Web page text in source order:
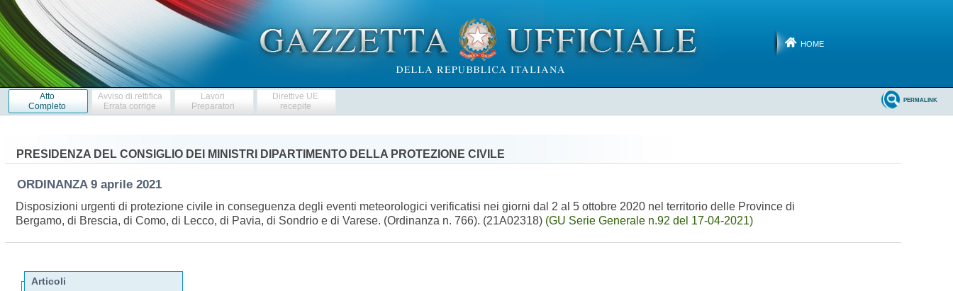
HOME
Atto
Completo
Avviso di rettifica
Errata corrige
Lavori
Preparatori
Direttive UE
recepite
PERMALINK
PRESIDENZA DEL CONSIGLIO DEI MINISTRI DIPARTIMENTO DELLA PROTEZIONE CIVILE
ORDINANZA 9 aprile 2021
Disposizioni urgenti di protezione civile in conseguenza degli eventi meteorologici verificatisi nei giorni dal 2 al 5 ottobre 2020 nel territorio delle Province di
Bergamo, di Brescia, di Como, di Lecco, di Pavia, di Sondrio e di Varese. (Ordinanza n. 766). (21A02318) (GU Serie Generale n.92 del 17-04-2021)